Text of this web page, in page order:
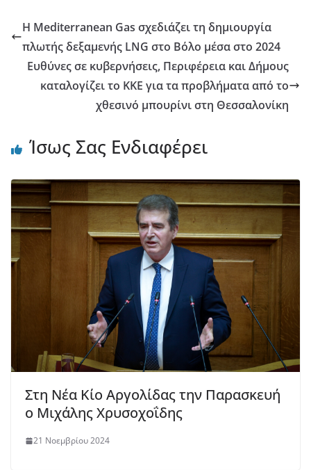
Η Mediterranean Gas σχεδιάζει τη δημιουργία
πλωτής δεξαμενής LNG στο Βόλο μέσα στο 2024
Ευθύνες σε κυβερνήσεις, Περιφέρεια και Δήμους
καταλογίζει το ΚΚΕ για τα προβλήματα από το
χθεσινό μπουρίνι στη Θεσσαλονίκη
Ίσως Σας Ενδιαφέρει
Στη Νέα Κίο Αργολίδας την Παρασκευή
ο Μιχάλης Χρυσοχοΐδης
21 Νοεμβρίου 2024